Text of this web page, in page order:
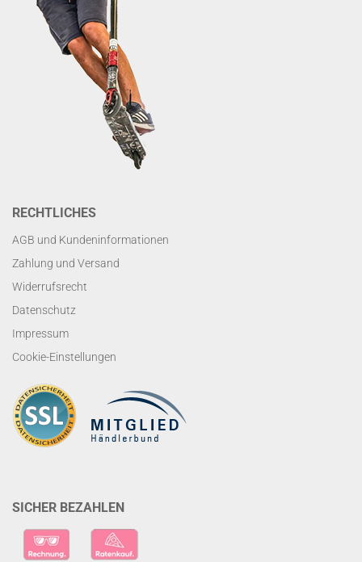
RECHTLICHES
AGB und Kundeninformationen
Zahlung und Versand
Widerrufsrecht
Datenschutz
Impressum
Cookie-Einstellungen
SICHER BEZAHLEN